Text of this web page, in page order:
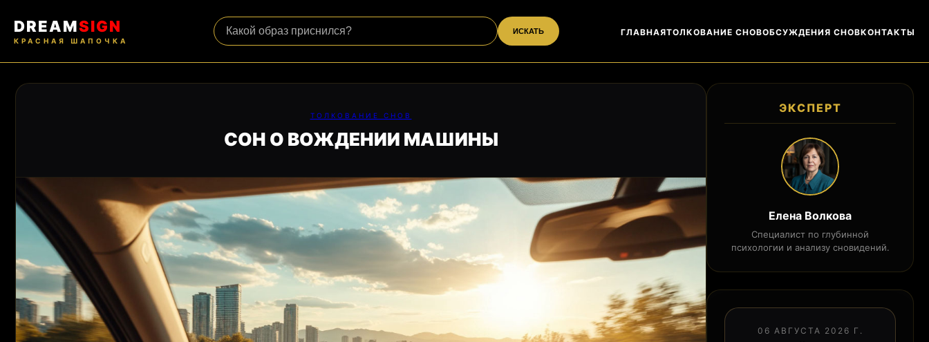
DREAMSIGN
КРАСНАЯ ШАПОЧКА
ИСКАТЬ ГЛАВНАЯТОЛКОВАНИЕ СНОВОБСУЖДЕНИЯ СНОВКОНТАКТЫ
ТОЛКОВАНИЕ СНОВ
СОН О ВОЖДЕНИИ МАШИНЫ
ЭКСПЕРТ
Елена Волкова
Специалист по глубинной
психологии и анализу сновидений.
06 АВГУСТА 2026 Г.